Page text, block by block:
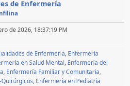
de Enfermería
de 2026, 18:37:19 PM
de Enfermería Enfermería
en Salud Mental Enfermería del
Enfermería Familiar y Comunitaria
Enfermería en Pediatría